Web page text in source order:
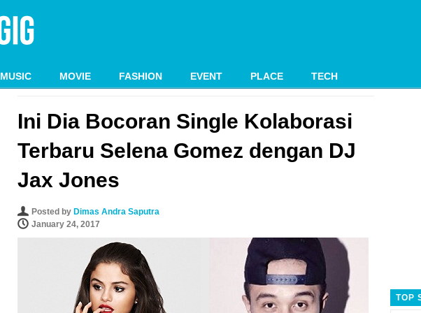
MUSIC MOVIE FASHION EVENT PLACE TECH
Ini Dia Bocoran Single Kolaborasi
Terbaru Selena Gomez dengan DJ
Jax Jones
Posted by Dimas Andra Saputra
January 24, 2017
TOP